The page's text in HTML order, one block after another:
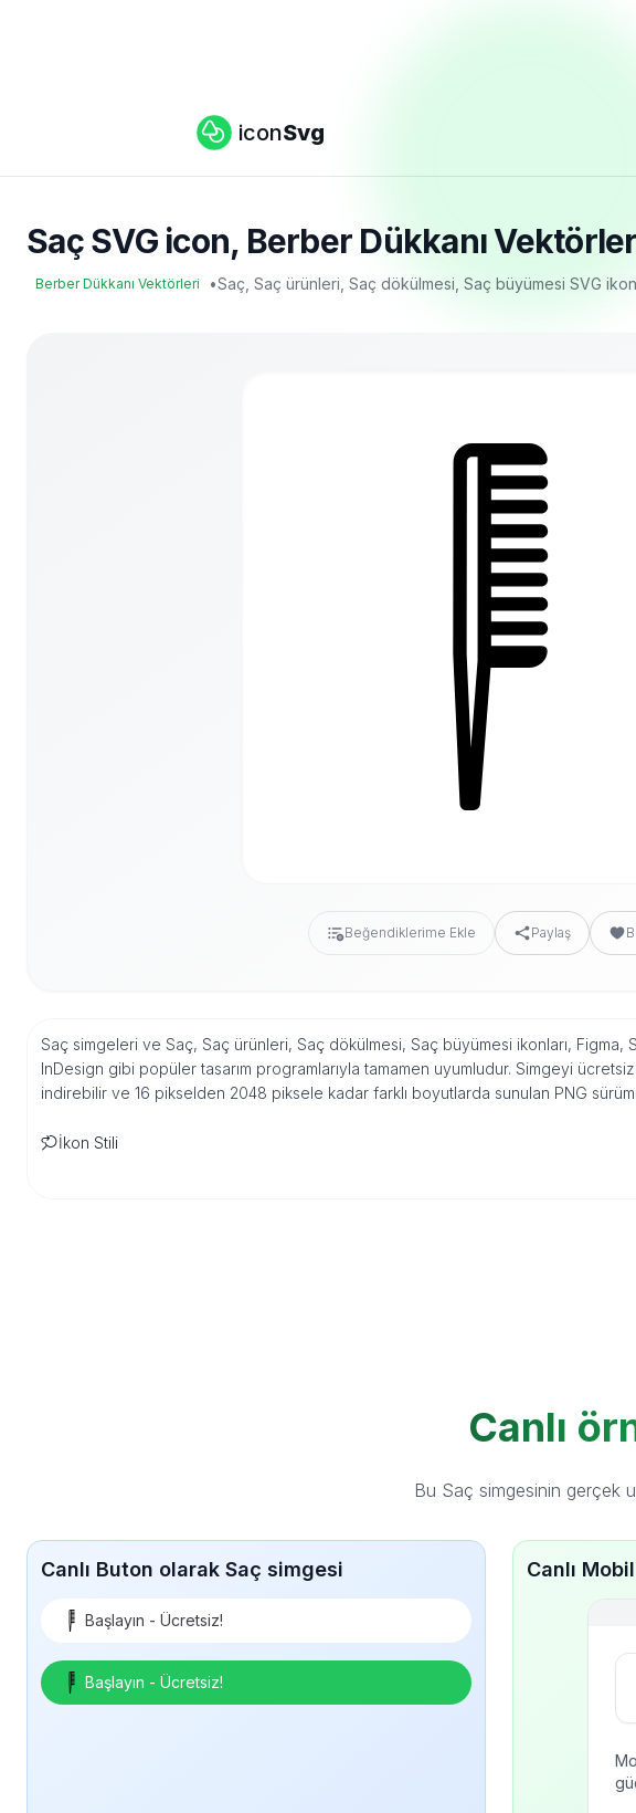
iconSvg
Saç SVG icon, Berber Dükkanı
Berber Dükkanı Vektörleri •Saç, Saç ürünleri, Saç dökülmesi, Saç büyümesi SVG
Beğendiklerime Ekle Paylaş
Saç simgeleri ve Saç, Saç ürünleri, Saç dökülmesi, Saç büyümesi ikonları,
InDesign gibi popüler tasarım programlarıyla tamamen uyumludur. Simgeyi
indirebilir ve 16 pikselden 2048 piksele kadar farklı boyutlarda sunulan PNG
İkon Stili
Canlı
Bu Saç simgesinin gerçek
Canlı Buton olarak Saç simgesi
Başlayın - Ücretsiz!
Başlayın - Ücretsiz!
Canlı